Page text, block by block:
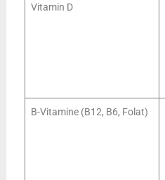
Vitamin D
B-Vitamine (B12, B6, Folat)